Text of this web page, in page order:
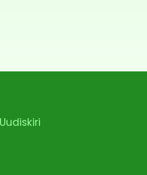
Uudiskiri